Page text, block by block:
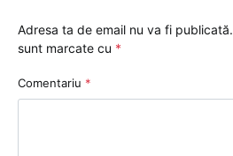
Adresa ta de email nu va fi publicată.
sunt marcate cu *
Comentariu *